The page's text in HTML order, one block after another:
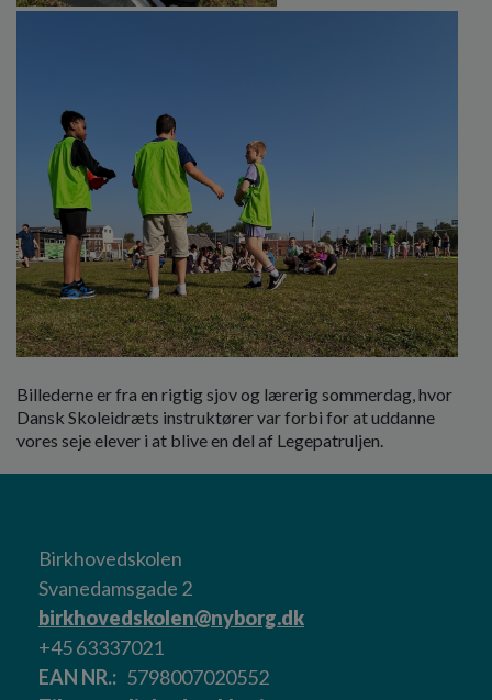
Billederne er fra en rigtig sjov og lærerig sommerdag, hvor
Dansk Skoleidræts instruktører var forbi for at uddanne
vores seje elever i at blive en del af Legepatruljen.
Birkhovedskolen
Svanedamsgade 2
birkhovedskolen@nyborg.dk
+45 63337021
EAN NR.
5798007020552